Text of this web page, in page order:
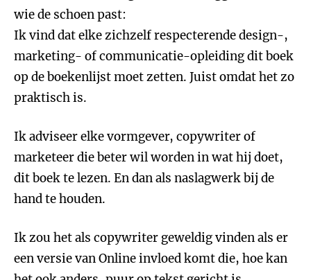
wie de schoen past:
Ik vind dat elke zichzelf respecterende design-,
marketing- of communicatie-opleiding dit boek
op de boekenlijst moet zetten. Juist omdat het zo
praktisch is.
Ik adviseer elke vormgever, copywriter of
marketeer die beter wil worden in wat hij doet,
dit boek te lezen. En dan als naslagwerk bij de
hand te houden.
Ik zou het als copywriter geweldig vinden als er
een versie van Online invloed komt die, hoe kan